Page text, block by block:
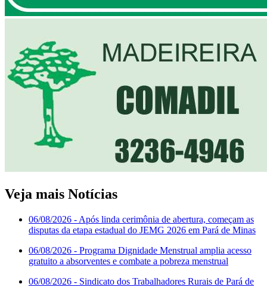
Veja mais Notícias
06/08/2026 - Após linda cerimônia de abertura, começam as
disputas da etapa estadual do JEMG 2026 em Pará de Minas
06/08/2026 - Programa Dignidade Menstrual amplia acesso
gratuito a absorventes e combate a pobreza menstrual
06/08/2026 - Sindicato dos Trabalhadores Rurais de Pará de